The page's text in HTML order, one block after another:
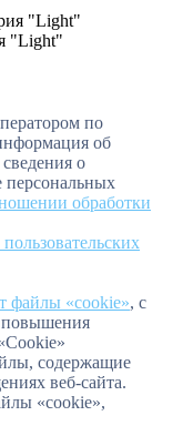
"Light"
по
об
о
персональных
обработки
файлы «cookie», с
повышения
содержащие
веб-сайта.
«cookie»,